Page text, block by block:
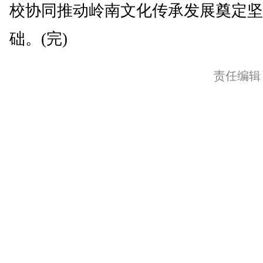
校协同推动岭南文化传承发展奠定
础。(完)
责任编